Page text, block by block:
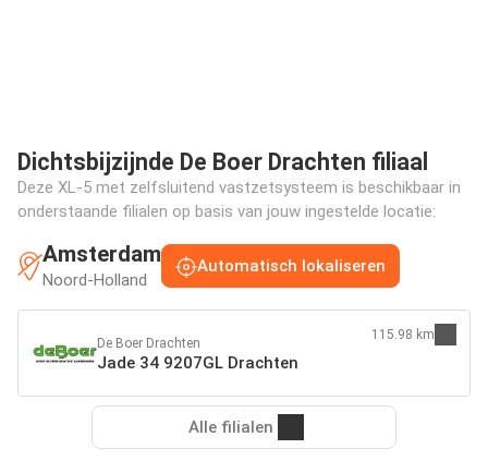
Dichtsbijzijnde De Boer Drachten filiaal
Deze XL-5 met zelfsluitend vastzetsysteem is beschikbaar in
onderstaande filialen op basis van jouw ingestelde locatie:
Amsterdam
Noord-Holland
Automatisch lokaliseren
De Boer Drachten
Jade 34 9207GL Drachten
115.98 km
Alle filialen